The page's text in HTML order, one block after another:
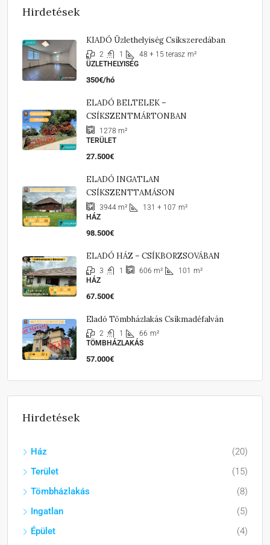
Hirdetések
KIADÓ Üzlethelyiség Csíkszeredában
2 1 48 + 15 terasz m²
ÜZLETHELYISÉG
350€/hó
ELADÓ BELTELEK –
CSÍKSZENTMÁRTONBAN
1278 m²
TERÜLET
27.500€
ELADÓ INGATLAN
CSÍKSZENTTAMÁSON
3944 m² 131 + 107 m²
HÁZ
98.500€
ELADÓ HÁZ – CSÍKBORZSOVÁBAN
3 1 606 m² 101 m²
HÁZ
67.500€
Eladó Tömbházlakás Csíkmadéfalván
2 1 66 m²
TÖMBHÁZLAKÁS
57.000€
Hirdetések
Ház
(20)
Terület
(15)
Tömbházlakás
(8)
Ingatlan
(5)
Épület
(4)